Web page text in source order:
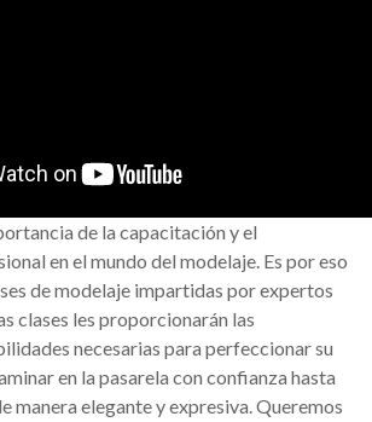
de la capacitación y el
en el mundo del modelaje. Es por eso
de modelaje impartidas por expertos
clases les proporcionarán las
necesarias para perfeccionar su
en la pasarela con confianza hasta
manera elegante y expresiva. Queremos